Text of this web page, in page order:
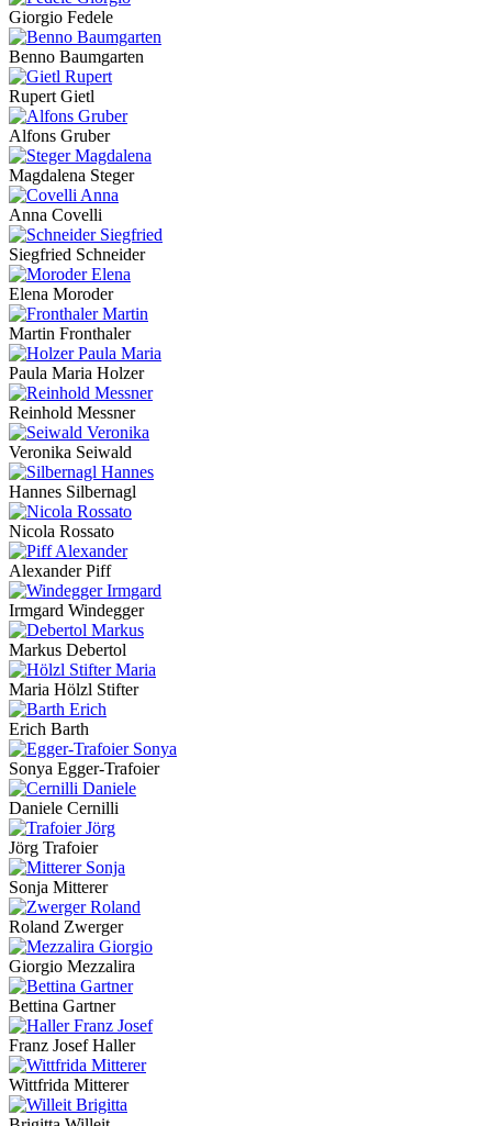
Giorgio Fedele
Benno Baumgarten
Rupert Gietl
Alfons Gruber
Magdalena Steger
Anna Covelli
Siegfried Schneider
Elena Moroder
Martin Fronthaler
Paula Maria Holzer
Reinhold Messner
Veronika Seiwald
Hannes Silbernagl
Nicola Rossato
Alexander Piff
Irmgard Windegger
Markus Debertol
Maria Hölzl Stifter
Erich Barth
Sonya Egger-Trafoier
Daniele Cernilli
Jörg Trafoier
Sonja Mitterer
Roland Zwerger
Giorgio Mezzalira
Bettina Gartner
Franz Josef Haller
Wittfrida Mitterer